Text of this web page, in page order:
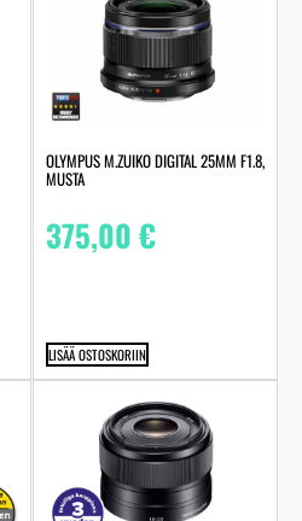
OLYMPUS M.ZUIKO DIGITAL 25MM F1.8,
MUSTA
375,00€
LISÄÄ OSTOSKORIIN